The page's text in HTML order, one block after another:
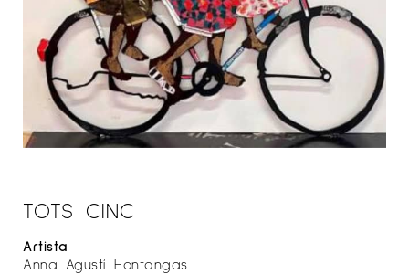
TOTS CINC
Artista
Anna Agustí Hontangas